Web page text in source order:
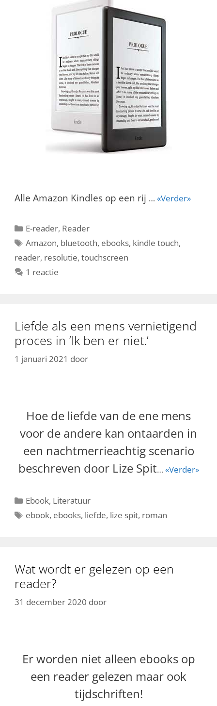
Alle Amazon Kindles op een rij … «Verder»
Categorieën
E-reader, Reader
Tags
Amazon, bluetooth, ebooks, kindle touch,
reader, resolutie, touchscreen
1 reactie
Liefde als een mens vernietigend
proces in ‘Ik ben er niet.’
1 januari 2021 door
Hoe de liefde van de ene mens
voor de andere kan ontaarden in
een nachtmerrieachtig scenario
beschreven door Lize Spit… «Verder»
Categorieën
Ebook, Literatuur
Tags
ebook, ebooks, liefde, lize spit, roman
Wat wordt er gelezen op een
reader?
31 december 2020 door
Er worden niet alleen ebooks op
een reader gelezen maar ook
tijdschriften!